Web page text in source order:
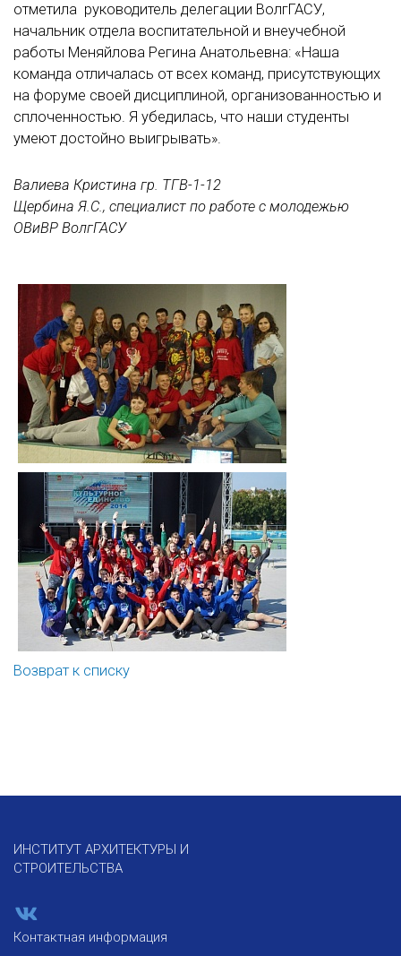
отметила руководитель делегации ВолгГАСУ,
начальник отдела воспитательной и внеучебной
работы Меняйлова Регина Анатольевна: «Наша
команда отличалась от всех команд, присутствующих
на форуме своей дисциплиной, организованностью и
сплоченностью. Я убедилась, что наши студенты
умеют достойно выигрывать».
Валиева Кристина гр. ТГВ-1-12
Щербина Я.С., специалист по работе с молодежью
ОВиВР ВолгГАСУ
Возврат к списку
ИНСТИТУТ АРХИТЕКТУРЫ И
СТРОИТЕЛЬСТВА
Контактная информация